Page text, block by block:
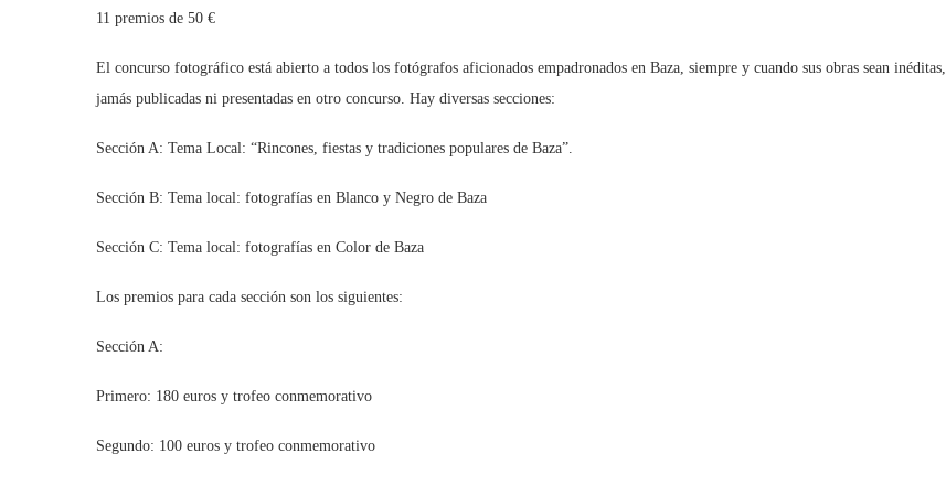
11 premios de 50 €
El concurso fotográfico está abierto a todos los fotógrafos aficionados empadronados en Baza, siempre y cuando sus obras sean inéditas,
jamás publicadas ni presentadas en otro concurso. Hay diversas secciones:
Sección A: Tema Local: “Rincones, fiestas y tradiciones populares de Baza”.
Sección B: Tema local: fotografías en Blanco y Negro de Baza
Sección C: Tema local: fotografías en Color de Baza
Los premios para cada sección son los siguientes:
Sección A:
Primero: 180 euros y trofeo conmemorativo
Segundo: 100 euros y trofeo conmemorativo